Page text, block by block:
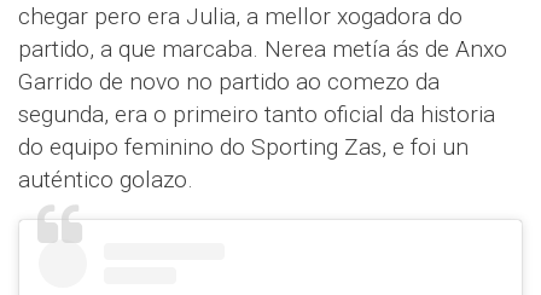
chegar pero era Julia, a mellor xogadora do
partido, a que marcaba. Nerea metía ás de Anxo
Garrido de novo no partido ao comezo da
segunda, era o primeiro tanto oficial da historia
do equipo feminino do Sporting Zas, e foi un
auténtico golazo.